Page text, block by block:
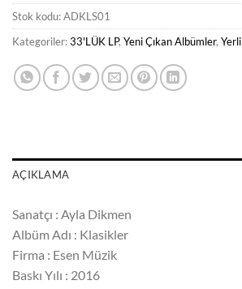
Stok kodu:ADKLS01
Kategoriler:33'LÜK LP, Yeni Çıkan Albümler, Yerli
AÇIKLAMA
Sanatçı : Ayla Dikmen
Albüm Adı : Klasikler
Firma : Esen Müzik
Baskı Yılı : 2016